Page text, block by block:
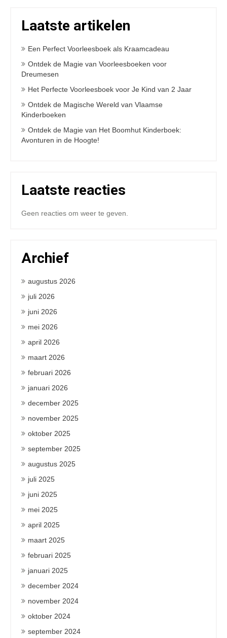
Laatste artikelen
Een Perfect Voorleesboek als Kraamcadeau
Ontdek de Magie van Voorleesboeken voor
Dreumesen
Het Perfecte Voorleesboek voor Je Kind van 2 Jaar
Ontdek de Magische Wereld van Vlaamse
Kinderboeken
Ontdek de Magie van Het Boomhut Kinderboek:
Avonturen in de Hoogte!
Laatste reacties
Geen reacties om weer te geven.
Archief
augustus 2026
juli 2026
juni 2026
mei 2026
april 2026
maart 2026
februari 2026
januari 2026
december 2025
november 2025
oktober 2025
september 2025
augustus 2025
juli 2025
juni 2025
mei 2025
april 2025
maart 2025
februari 2025
januari 2025
december 2024
november 2024
oktober 2024
september 2024